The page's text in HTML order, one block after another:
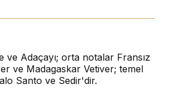
ve Adaçayı; orta notalar Fransız
ve Madagaskar Vetiver; temel
Santo ve Sedir'dir.